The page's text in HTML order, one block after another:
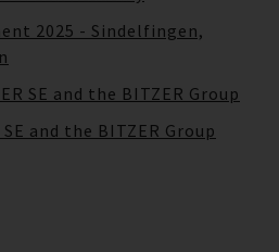
2025 - Sindelfingen,
SE and the BITZER Group
and the BITZER Group